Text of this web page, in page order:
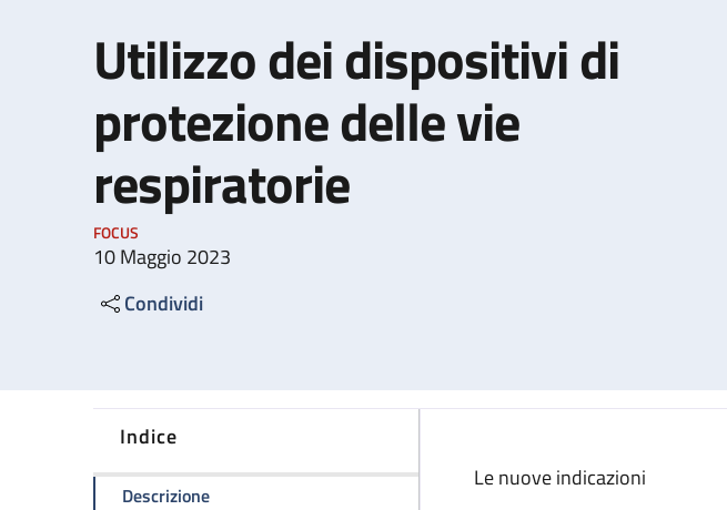
Utilizzo dei dispositivi di
protezione delle vie
respiratorie
FOCUS
10 Maggio 2023
Condividi
Indice
Descrizionedella pagina Utilizzo dei dispositivi di protezione delle vie respiratorie
Le nuove indicazioni